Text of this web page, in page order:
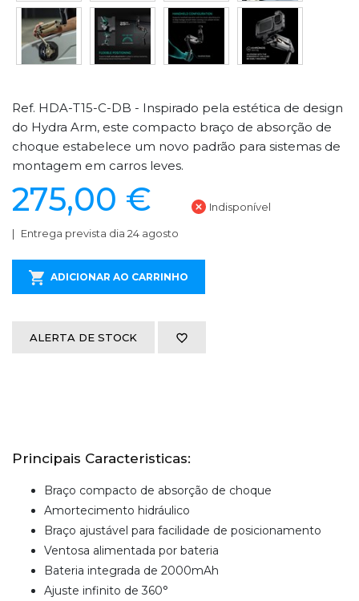
Ref. HDA-T15-C-DB - Inspirado pela estética de design
do Hydra Arm, este compacto braço de absorção de
choque estabelece um novo padrão para sistemas de
montagem em carros leves.
275,00 € Indisponível
Entrega prevista dia 24 agosto
ADICIONAR AO CARRINHO
ALERTA DE STOCK
Principais Caracteristicas:
Braço compacto de absorção de choque
Amortecimento hidráulico
Braço ajustável para facilidade de posicionamento
Ventosa alimentada por bateria
Bateria integrada de 2000mAh
Ajuste infinito de 360°